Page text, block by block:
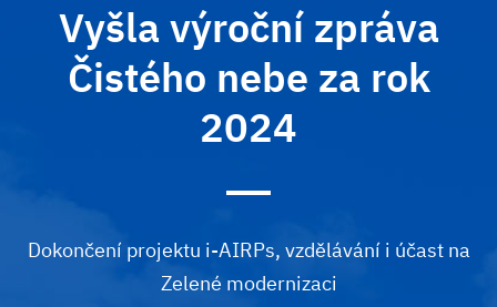
Vyšla výroční zpráva
Čistého nebe za rok
2024
Dokončení projektu i-AIRPs, vzdělávání i účast na
Zelené modernizaci